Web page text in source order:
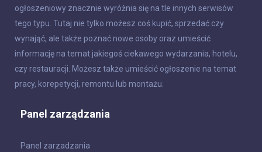
ogłoszeniowy znacznie wyróżnia się na tle innych serwisów
tego typu. Tutaj nie tylko możesz coś kupić, sprzedać czy
wynająć, ale także poznać nowe osoby oraz umieścić
informację na temat jakiegoś ciekawego wydarzania, hotelu,
czy restauracji. Możesz także umieścić ogłoszenie na temat
pracy, korepetycji, remontu lub montażu.
Panel zarządzania
Panel zarzadzania